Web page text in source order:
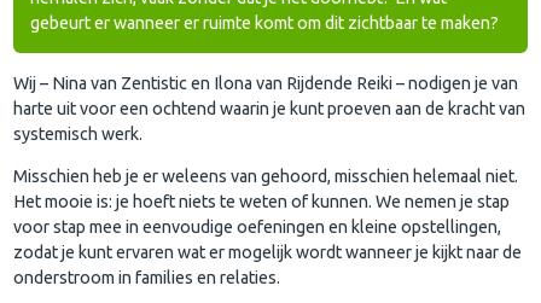
gebeurt er wanneer er ruimte komt om dit zichtbaar te maken?
Wij – Nina van Zentistic en Ilona van Rijdende Reiki – nodigen je van
harte uit voor een ochtend waarin je kunt proeven aan de kracht van
systemisch werk.
Misschien heb je er weleens van gehoord, misschien helemaal niet.
Het mooie is: je hoeft niets te weten of kunnen. We nemen je stap
voor stap mee in eenvoudige oefeningen en kleine opstellingen,
zodat je kunt ervaren wat er mogelijk wordt wanneer je kijkt naar de
onderstroom in families en relaties.